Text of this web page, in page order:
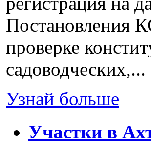
Постановления
проверке
садоводческих,...
Узнай больше
Участки в